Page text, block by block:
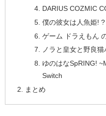
DARIUS COZMIC
僕の彼女は人魚姫!
ゲーム ドラえもん
ノラと皇女と野良猫
ゆのはなSpRING!
Switch
まとめ